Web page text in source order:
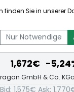
& Co. KGaA
DE0005558696]
1,672€ -
GmbH & Co.
Bid: 1,575€ Ask:
finden Sie in unserer
Nur Notwendige